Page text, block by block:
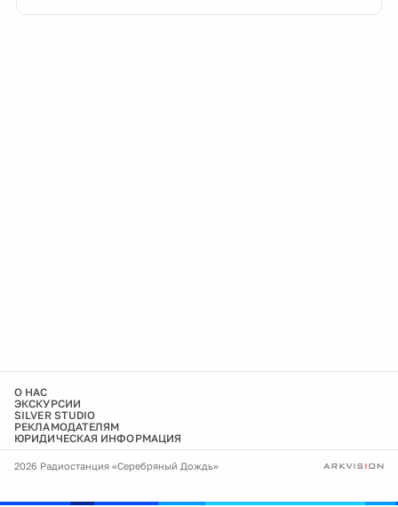
О НАС
ЭКСКУРСИИ
SILVER STUDIO
РЕКЛАМОДАТЕЛЯМ
ЮРИДИЧЕСКАЯ ИНФОРМАЦИЯ
2026 Радиостанция «Серебряный Дождь»